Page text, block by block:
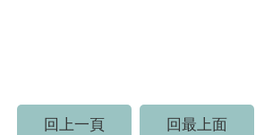
回上一頁
回最上面